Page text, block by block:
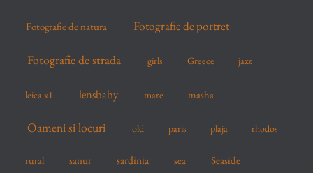
Fotografie de natura Fotografie de portret
Fotografie de strada girls Greece jazz
leica x1 lensbaby mare masha
Oameni si locuri old paris plaja rhodos
rural sanur sardinia sea Seaside